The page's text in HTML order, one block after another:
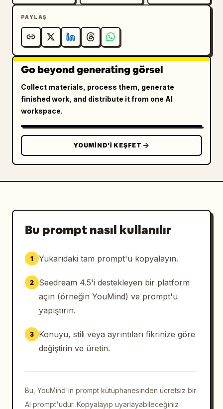
PAYLAŞ
Go beyond generating görsel
Collect materials, process them, generate
finished work, and distribute it from one AI
workspace.
YOUMIND’I KEŞFET
Bu prompt nasıl kullanılır
1 Yukarıdaki tam prompt'u kopyalayın.
2
Seedream 4.5'i destekleyen bir platform
açın (örneğin YouMind) ve prompt'u
yapıştırın.
3
Konuyu, stili veya ayrıntıları fikrinize göre
değiştirin ve üretin.
Bu, YouMind'ın prompt kütüphanesinden ücretsiz bir
AI prompt'udur. Kopyalayıp uyarlayabileceğiniz